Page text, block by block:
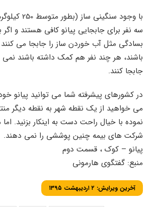
با وجود سنگینی
سه نفر برای جابجایی پیانو کافی هستند و اگر
بسادگی مثل آب خوردن ساز را جابجا می کنند
باشند، هر چند نفر هم کمک داشته باشند نمی
جابجا کنند.
در کشورهای پیشرفته شما می توانید پیانو
می خواهید از یک نقطه شهر به نقطه دیگر
نموده با خیال راحت دست به اینکار بزنید. اما
شرکت های بیمه چنین پوششی را نمی دهند.
پیانو – کوک ، قسمت دوم
منبع: گفتگوی هارمونی
آخرین ویرایش: ۲ اردیبهشت ۱۳۹۵